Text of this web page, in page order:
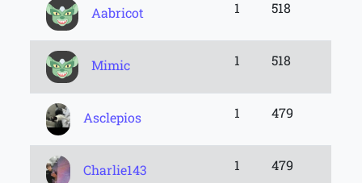
Aabricot 1 518
Mimic 1 518
Asclepios 1 479
Charlie143 1 479